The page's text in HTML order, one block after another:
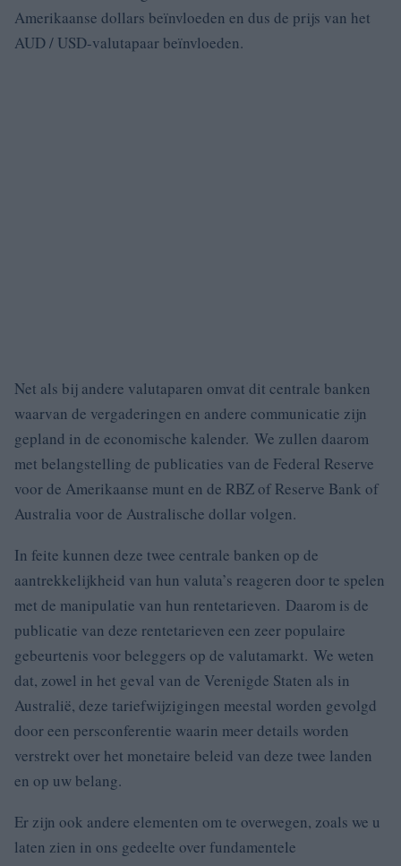
Amerikaanse dollars beïnvloeden en dus de prijs van het
AUD / USD-valutapaar beïnvloeden.
Net als bij andere valutaparen omvat dit centrale banken
waarvan de vergaderingen en andere communicatie zijn
gepland in de economische kalender. We zullen daarom
met belangstelling de publicaties van de Federal Reserve
voor de Amerikaanse munt en de RBZ of Reserve Bank of
Australia voor de Australische dollar volgen.
In feite kunnen deze twee centrale banken op de
aantrekkelijkheid van hun valuta’s reageren door te spelen
met de manipulatie van hun rentetarieven. Daarom is de
publicatie van deze rentetarieven een zeer populaire
gebeurtenis voor beleggers op de valutamarkt. We weten
dat, zowel in het geval van de Verenigde Staten als in
Australië, deze tariefwijzigingen meestal worden gevolgd
door een persconferentie waarin meer details worden
verstrekt over het monetaire beleid van deze twee landen
en op uw belang.
Er zijn ook andere elementen om te overwegen, zoals we u
laten zien in ons gedeelte over fundamentele